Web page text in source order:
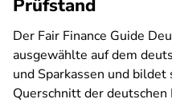
Prüfstand
Der Fair Finance Guide
ausgewählte auf dem
und Sparkassen und
Querschnitt der deutschen